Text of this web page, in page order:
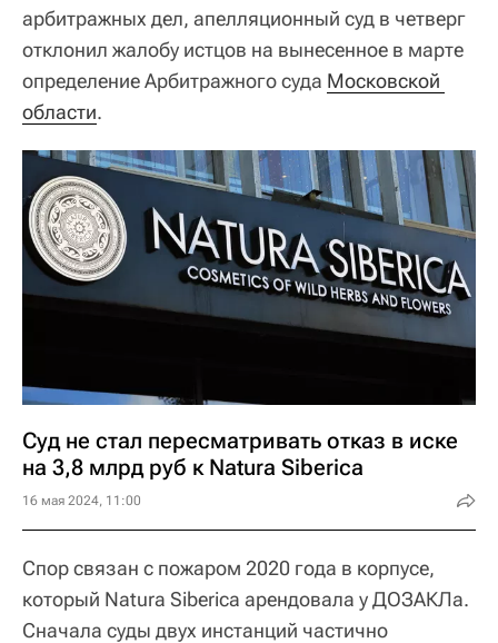
арбитражных дел, апелляционный суд в четверг
отклонил жалобу истцов на вынесенное в марте
определение Арбитражного суда Московской
области.
Суд не стал пересматривать отказ в иске
на 3,8 млрд руб к Natura Siberica
16 мая 2024, 11:00
Спор связан с пожаром 2020 года в корпусе,
который Natura Siberica арендовала у ДОЗАКЛа.
Сначала суды двух инстанций частично